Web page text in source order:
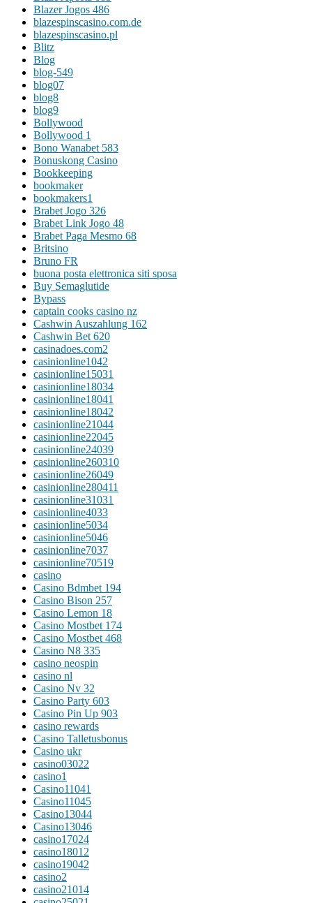
Blazer Jogos 486
blazespinscasino.com.de
blazespinscasino.pl
Blitz
Blog
blog-549
blog07
blog8
blog9
Bollywood
Bollywood 1
Bono Wanabet 583
Bonuskong Casino
Bookkeeping
bookmaker
bookmakers1
Brabet Jogo 326
Brabet Link Jogo 48
Brabet Paga Mesmo 68
Britsino
Bruno FR
buona posta elettronica siti sposa
Buy Semaglutide
Bypass
captain cooks casino nz
Cashwin Auszahlung 162
Cashwin Bet 620
casinadoes.com2
casinionline1042
casinionline15031
casinionline18034
casinionline18041
casinionline18042
casinionline21044
casinionline22045
casinionline24039
casinionline260310
casinionline26049
casinionline280411
casinionline31031
casinionline4033
casinionline5034
casinionline5046
casinionline7037
casinionline70519
casino
Casino Bdmbet 194
Casino Bison 257
Casino Lemon 18
Casino Mostbet 174
Casino Mostbet 468
Casino N8 335
casino neospin
casino nl
Casino Nv 32
Casino Party 603
Casino Pin Up 903
casino rewards
Casino Talletusbonus
Casino ukr
casino03022
casino1
Casino11041
Casino11045
Casino13044
Casino13046
casino17024
casino18012
casino19042
casino2
casino21014